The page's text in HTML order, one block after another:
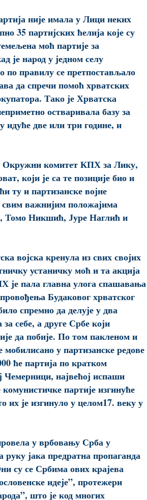
није имала у Лици неких
35 партијских ћелија које су
моћ партије за
је народ у једном селу
по правилу се претпостављало
да спречи помоћ хрватских
Тако је Хрватска
остваривала базу за
идуће две или три године, и
Окружни комитет КПХ за Лику,
који је са те позиције био и
ту и партизанске војне
свим важнијим положајима
Томо Никшић, Јуре Наглић и
војска кренула из свих својих
устаничку моћ и та акција
је пала главна улога спашавања
Будаковог хрватског
спремно да делује у два
себе, а друге Србе који
да побије. По том пакленом и
у партизанске редове
ће партија по кратком
највећој испаши
партије изгинуће
је изгинуло у целом17. веку у
у врбовању Срба у
јака предратна пропаганда
су се Србима ових крајева
идеје”, протежери
што је код многих